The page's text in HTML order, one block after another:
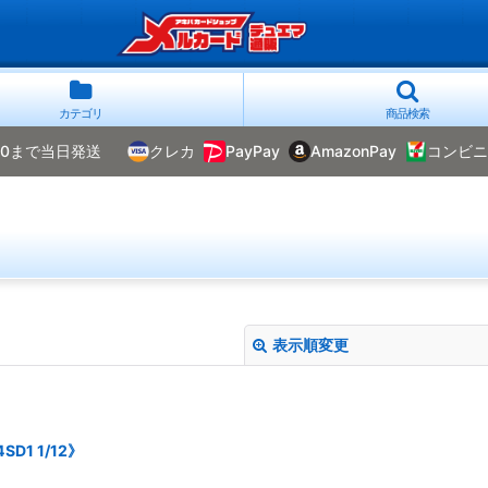
カテゴリ 商品検索
まで当日発送 クレカ PayPay AmazonPay コンビニ
表示順変更
1/12》